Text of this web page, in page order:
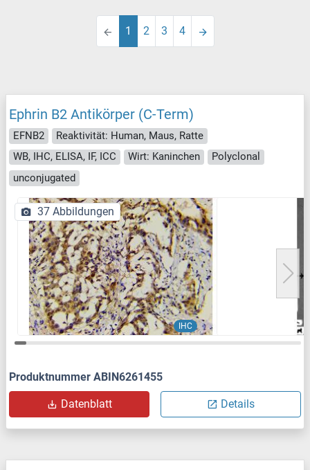
1 2 3 4
Ephrin B2 Antikörper (C-Term)
EFNB2
Reaktivität: Human, Maus, Ratte
WB, IHC, ELISA, IF, ICC
Wirt: Kaninchen
Polyclonal
unconjugated
IHC
37 Abbildungen
Produktnummer ABIN6261455
Datenblatt Details